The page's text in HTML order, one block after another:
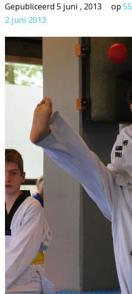
LESTIJDEN
LIDMAATSCHAP
TAEKWONDO
BRAZILIAN JIU JITSU
AGENDA
NIEUWS
CONTACT
PRAKTISCHE
Gepubliceerd 5 juni , 2013 op
2 juni 2013